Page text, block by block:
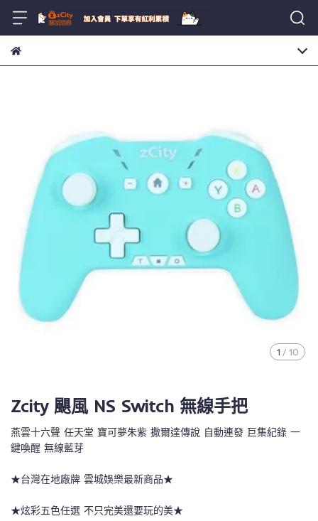
1 / 10
Zcity 颶風 NS Switch 無線手把
燕雲十六聲 任天堂 寶可夢朱紫 撒爾達傳說 自動連發 巨集紀錄 一
鍵喚醒 無線藍芽
★台灣在地廠牌 雲城娛樂最新商品★
★炫彩五色任選 不只完美還要玩的美★